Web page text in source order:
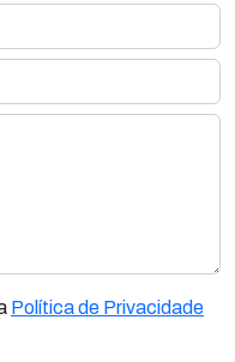
Política de Privacidade